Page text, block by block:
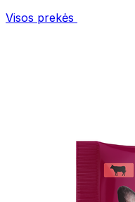
Visos prekės